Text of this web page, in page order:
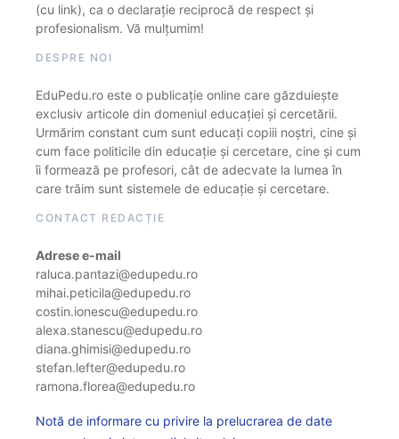
(cu link), ca o declarație reciprocă de respect și
profesionalism. Vă mulțumim!
DESPRE NOI
EduPedu.ro este o publicație online care găzduiește
exclusiv articole din domeniul educației și cercetării.
Urmărim constant cum sunt educați copiii noștri, cine și
cum face politicile din educație și cercetare, cine și cum
îi formează pe profesori, cât de adecvate la lumea în
care trăim sunt sistemele de educație și cercetare.
CONTACT REDACȚIE
Adrese e-mail
raluca.pantazi@edupedu.ro
mihai.peticila@edupedu.ro
costin.ionescu@edupedu.ro
alexa.stanescu@edupedu.ro
diana.ghimisi@edupedu.ro
stefan.lefter@edupedu.ro
ramona.florea@edupedu.ro
Notă de informare cu privire la prelucrarea de date